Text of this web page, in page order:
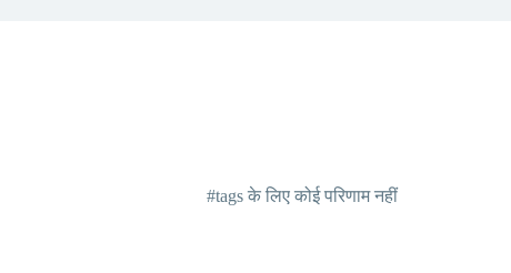
#tags के लिए कोई परिणाम नहीं